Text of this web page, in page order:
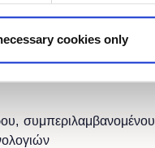
cookies only
τεχνολογικής
θα εκπαιδευτούν